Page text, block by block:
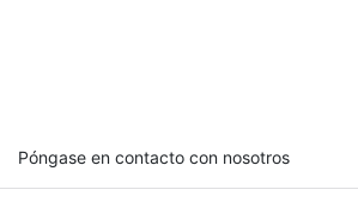
Póngase en contacto con nosotros